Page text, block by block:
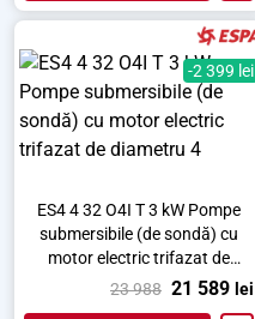
-2 399 lei
ES4 4 32 O4I T 3 kW Pompe
submersibile (de sondă) cu
motor electric trifazat de
diametru 4
23 988 21 589 lei